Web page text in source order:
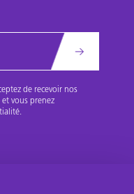
de recevoir nos
vous prenez